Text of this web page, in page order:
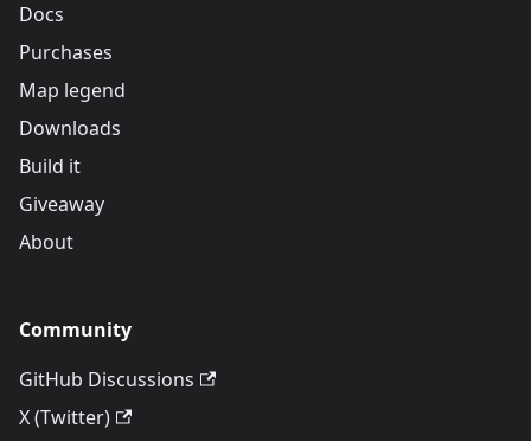
Docs
Purchases
Map legend
Downloads
Build it
Giveaway
About
Community
GitHub Discussions
X (Twitter)